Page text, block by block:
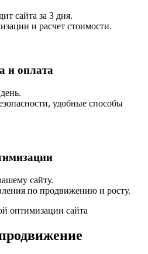
сайта за 3 дня.
и расчет стоимости.
и оплата
удобные способы
сайту.
по продвижению и росту.